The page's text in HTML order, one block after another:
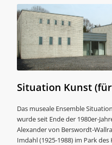
Situation Kunst
Das museale Ensemble
wurde seit Ende der 1980er-
Alexander von Berswordt-
Imdahl (1925-1988) im Park